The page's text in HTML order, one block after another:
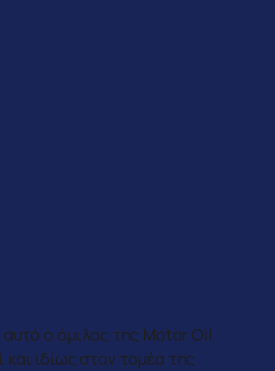
αυτό ο όμιλος της Motor Oil
ιδίως στον τομέα της